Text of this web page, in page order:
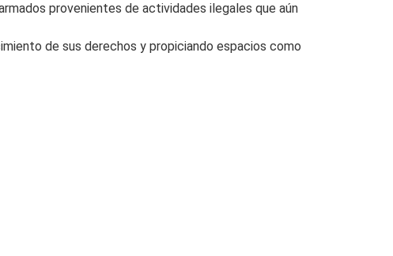
provenientes de actividades ilegales que aún
de sus derechos y propiciando espacios como